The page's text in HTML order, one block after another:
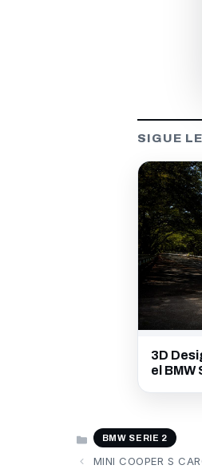
SIGUE
3D
el
CATEGORÍAS
BMW SERIE 2
MINI COOPER S